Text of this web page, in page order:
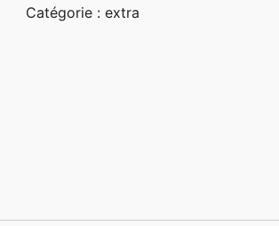
supplémentaire(s)
Catégorie : extra